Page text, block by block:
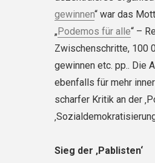
gewinnen“ war das
„Podemos für alle“ –
Zwischenschritte, 100
gewinnen etc. pp.. Die
ebenfalls für mehr
scharfer Kritik an der
Sieg der ‚Pablisten‘